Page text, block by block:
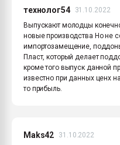
технолог54
31.10.2022
Выпускают молодцы
новые производства Но не
импортозамещение,
Пласт, который делает
кроме того выпуск данной
известно при данных ценх
то прибыль.
Maks42
31.10.2022